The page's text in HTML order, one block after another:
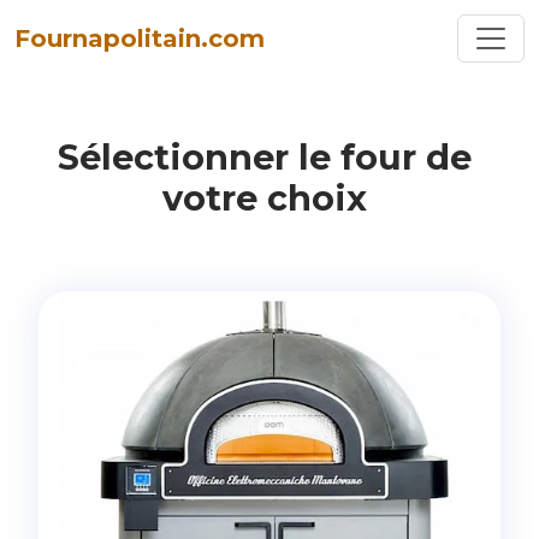
Fournapolitain.com
Sélectionner le four de
votre choix